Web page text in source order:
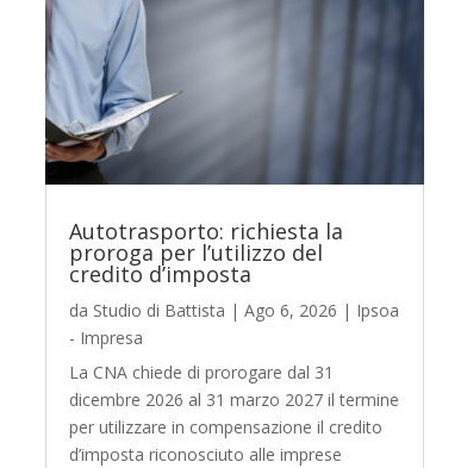
Autotrasporto: richiesta la
proroga per l’utilizzo del
credito d’imposta
da Studio di Battista | Ago 6, 2026 | Ipsoa
- Impresa
La CNA chiede di prorogare dal 31
dicembre 2026 al 31 marzo 2027 il termine
per utilizzare in compensazione il credito
d’imposta riconosciuto alle imprese